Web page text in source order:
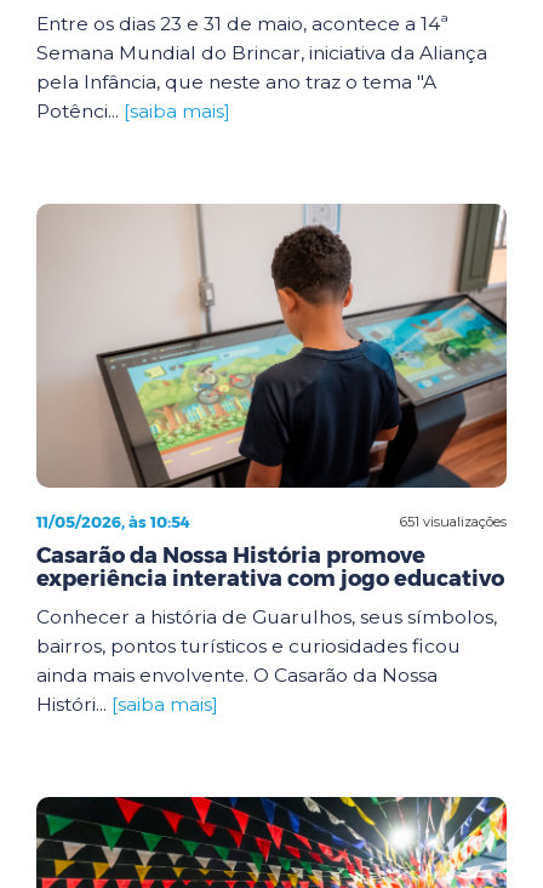
Entre os dias 23 e 31 de maio, acontece a 14ª
Semana Mundial do Brincar, iniciativa da Aliança
pela Infância, que neste ano traz o tema "A
Potênci... [saiba mais]
651 visualizações
11/05/2026, às 10:54
Casarão da Nossa História promove
experiência interativa com jogo educativo
Conhecer a história de Guarulhos, seus símbolos,
bairros, pontos turísticos e curiosidades ficou
ainda mais envolvente. O Casarão da Nossa
Históri... [saiba mais]